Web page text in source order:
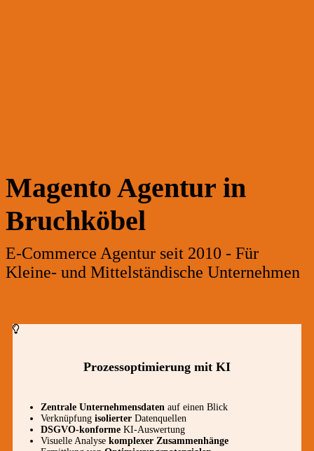
Magento Agentur in
Bruchköbel
E-Commerce Agentur seit 2010 - Für
Kleine- und Mittelständische Unternehmen
Prozessoptimierung mit KI
Zentrale Unternehmensdaten auf einen Blick
Verknüpfung isolierter Datenquellen
DSGVO-konforme KI-Auswertung
Visuelle Analyse komplexer Zusammenhänge